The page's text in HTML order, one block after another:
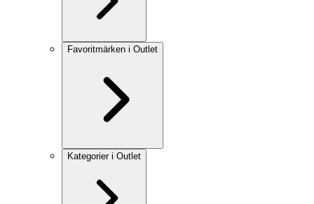
Favoritmärken i Outlet
Kategorier i Outlet